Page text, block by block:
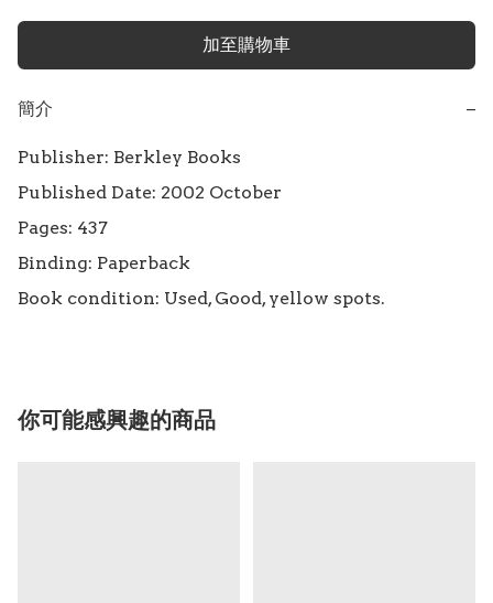
加至購物車
簡介 −
Publisher: Berkley Books
Published Date: 2002 October
Pages: 437
Binding: Paperback
你可能感興趣的商品